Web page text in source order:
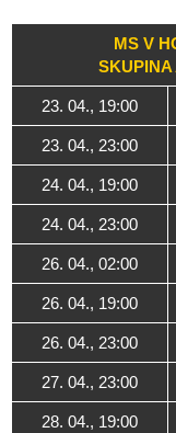
MS V
23. 04., 19:00
23. 04., 23:00
24. 04., 19:00
24. 04., 23:00
26. 04., 02:00
26. 04., 19:00
26. 04., 23:00
27. 04., 23:00
28. 04., 19:00